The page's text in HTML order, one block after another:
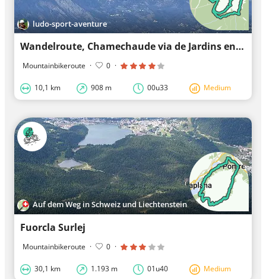
ludo-sport-aventure
Wandelroute, Chamechaude via de Jardins en de Brèche Arnaud vanaf de Col de Porte (Isère)
Mountainbikeroute · 0 ·
10,1 km 908 m 00u33 Medium
Auf dem Weg in Schweiz und Liechtenstein
Fuorcla Surlej
Mountainbikeroute · 0 ·
30,1 km 1.193 m 01u40 Medium